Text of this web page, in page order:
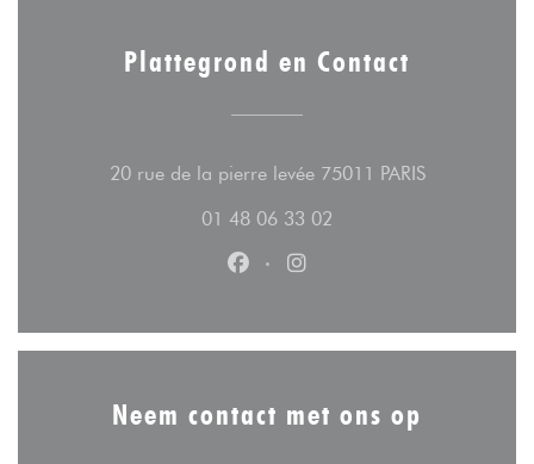
Plattegrond en Contact
20 rue de la pierre levée 75011 PARIS((opent in
01 48 06 33 02
Facebook ((opent in een nieuw
Instagram ((opent in een
Neem contact met ons op